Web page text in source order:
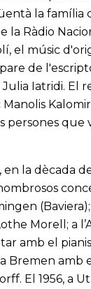
la família
la Ràdio
el músic
de
Julia Iatridi. El
persones que
en la dècada
Morell; a
amb el
Bremen amb
El 1956, a